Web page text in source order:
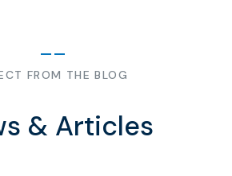
FROM THE BLOG
& Articles